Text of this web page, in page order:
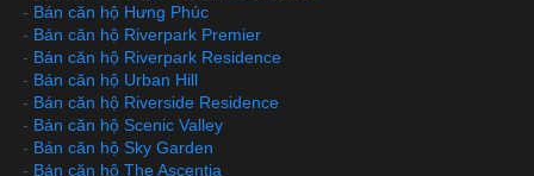
- Bán căn hộ Hưng Phúc
- Bán căn hộ Riverpark Premier
- Bán căn hộ Riverpark Residence
- Bán căn hộ Urban Hill
- Bán căn hộ Riverside Residence
- Bán căn hộ Scenic Valley
- Bán căn hộ Sky Garden
- Bán căn hộ The Ascentia